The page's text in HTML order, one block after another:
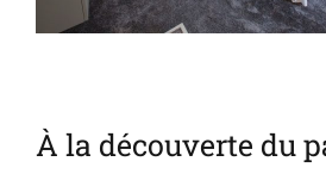
À la découverte du